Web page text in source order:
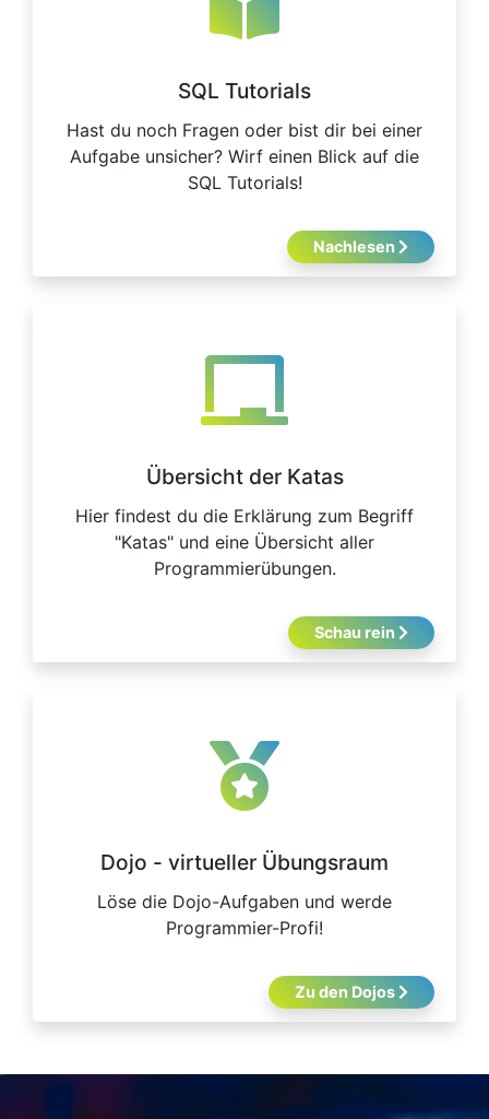
SQL Tutorials
Hast du noch Fragen oder bist dir bei einer
Aufgabe unsicher? Wirf einen Blick auf die
SQL Tutorials!
Nachlesen
Übersicht der Katas
Hier findest du die Erklärung zum Begriff
"Katas" und eine Übersicht aller
Programmierübungen.
Schau rein
Dojo - virtueller Übungsraum
Löse die Dojo-Aufgaben und werde
Programmier-Profi!
Zu den Dojos